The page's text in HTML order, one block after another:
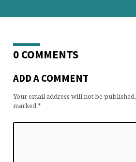
0 COMMENTS
ADD A COMMENT
Your email address will not be published.
marked*